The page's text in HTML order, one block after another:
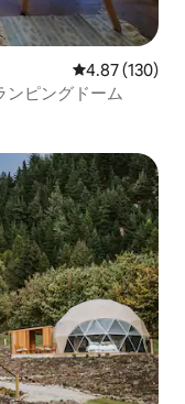
レビュー130
4.87 (130)
ンピングドーム